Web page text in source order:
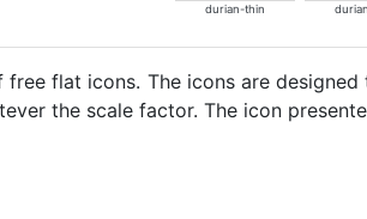
durian-thin
free flat icons. The icons are
the scale factor. The icon